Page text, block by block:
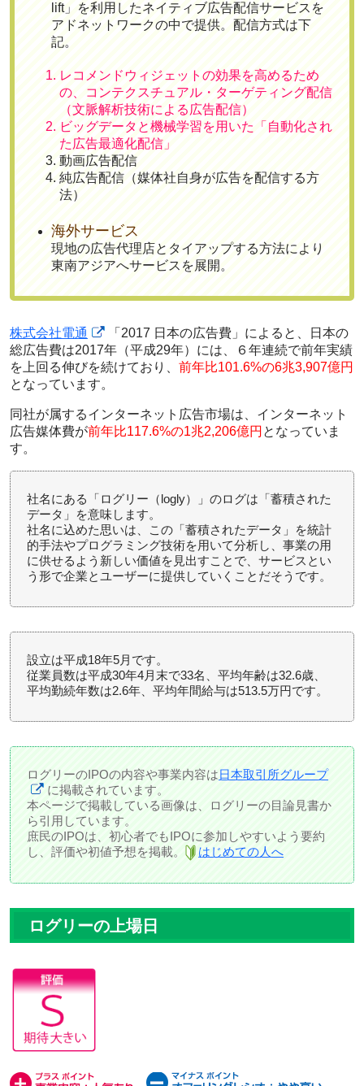
lift」を利用したネイティブ広告配信サービスを
アドネットワークの中で提供。配信方式は下
記。
レコメンドウィジェットの効果を高めるため
の、コンテクスチュアル・ターゲティング配信
（文脈解析技術による広告配信）
ビッグデータと機械学習を用いた「自動化され
た広告最適化配信」
動画広告配信
純広告配信（媒体社自身が広告を配信する方
法）
海外サービス
現地の広告代理店とタイアップする方法により
東南アジアへサービスを展開。
株式会社電通
「2017 日本の広告費」によると、日本の
総広告費は2017年（平成29年）には、
６年連続で前年実績
を上回る伸びを続けており、 前年比101.6%の6兆3,907億円
となっています。
同社が属するインターネット広告市場は、インターネット
広告媒体費が前年比117.6%の1兆2,206億円 となっていま
す。
社名にある「ログリー（logly）」のログは「蓄積された
データ」を意味します。
社名に込めた思いは、この「蓄積されたデータ」を統計
的手法やプログラミング技術を用いて分析し、事業の用
に供せるよう新しい価値を見出すことで、サービスとい
う形で企業とユーザーに提供していくことだそうです。
設立は平成18年5月です。
従業員数は平成30年4月末で33名、平均年齢は32.6歳、
平均勤続年数は2.6年、平均年間給与は513.5万円です。
ログリーのIPOの内容や事業内容は日本取引所グループ
に掲載されています。
本ページで掲載している画像は、ログリーの目論見書か
ら引用しています。
庶民のIPOは、初心者でもIPOに参加しやすいよう要約
し、評価や初値予想を掲載。
はじめての人へ
ログリーの上場日